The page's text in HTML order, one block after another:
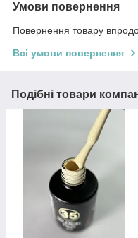
Умови повернення
Повернення товару
Всі умови повернення
Подібні товари